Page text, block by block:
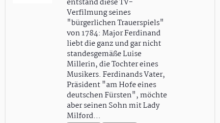
entstand diese TV-
Verfilmung seines
"bürgerlichen Trauerspiels"
von 1784: Major Ferdinand
liebt die ganz und gar nicht
standesgemäße Luise
Millerin, die Tochter eines
Musikers. Ferdinands Vater,
Präsident "am Hofe eines
deutschen Fürsten", möchte
aber seinen Sohn mit Lady
Milford…